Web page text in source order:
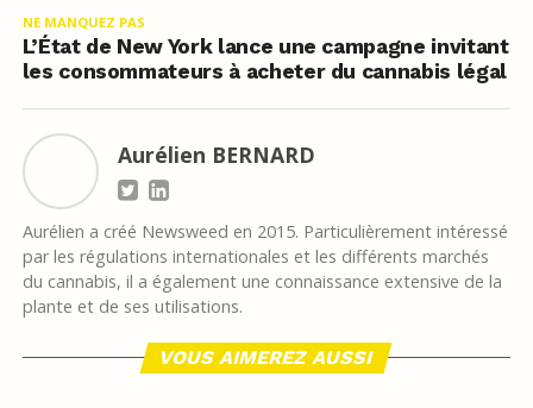
NE MANQUEZ PAS
L’État de New York lance une campagne invitant
les consommateurs à acheter du cannabis légal
Aurélien BERNARD
Aurélien a créé Newsweed en 2015. Particulièrement intéressé
par les régulations internationales et les différents marchés
du cannabis, il a également une connaissance extensive de la
plante et de ses utilisations.
VOUS AIMEREZ AUSSI